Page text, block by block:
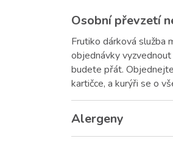
Osobní převzetí
Frutiko dárková služba
objednávky
budete přát.
kartičce, a kurýři se o
Alergeny